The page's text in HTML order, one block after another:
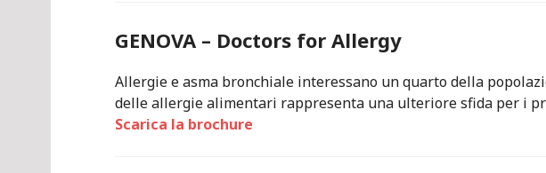
GENOVA – Doctors for Allergy
Allergie e asma bronchiale interessano un quarto della
delle allergie alimentari rappresenta una ulteriore sfida per i
Scarica la brochure